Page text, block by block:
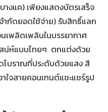
างแค) เพียงแสดงบัตรเสร็จ
ำกัดยอดใช้จ่าย) รับสิทธิ์แลก
เพลิดเพลินในบรรยากาศ
น่ห์แบบไทยๆ ​ ตกแต่งด้วย
โบราณที่ประดับด้วยแสง สี
ใจสายคอนเทนต์แชะแชร์รูป